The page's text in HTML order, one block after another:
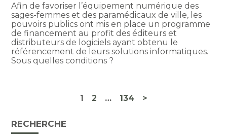
Afin de favoriser l’équipement numérique des
sages-femmes et des paramédicaux de ville, les
pouvoirs publics ont mis en place un programme
de financement au profit des éditeurs et
distributeurs de logiciels ayant obtenu le
référencement de leurs solutions informatiques.
Sous quelles conditions ?
Navigation
1 2 … 134 >
Blog
sidebar
RECHERCHE